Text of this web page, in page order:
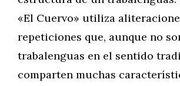
«El Cuervo» utiliza
repeticiones que, aunque no
trabalenguas en el sentido
comparten muchas